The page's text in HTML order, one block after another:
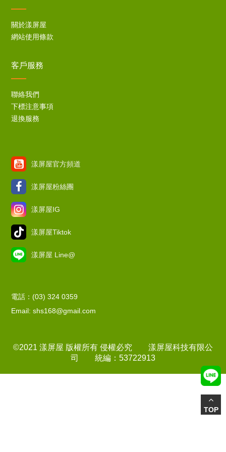
關於漾屏屋
網站使用條款
客戶服務
聯絡我們
下標注意事項
退換服務
漾屏屋官方頻道
漾屏屋粉絲團
漾屏屋IG
漾屏屋Tiktok
漾屏屋 Line@
電話：(03) 324 0359
Email: shs168@gmail.com
©2021 漾屏屋 版權所有 侵權必究 漾屏屋科技有限公
司 統編：53722913
TOP